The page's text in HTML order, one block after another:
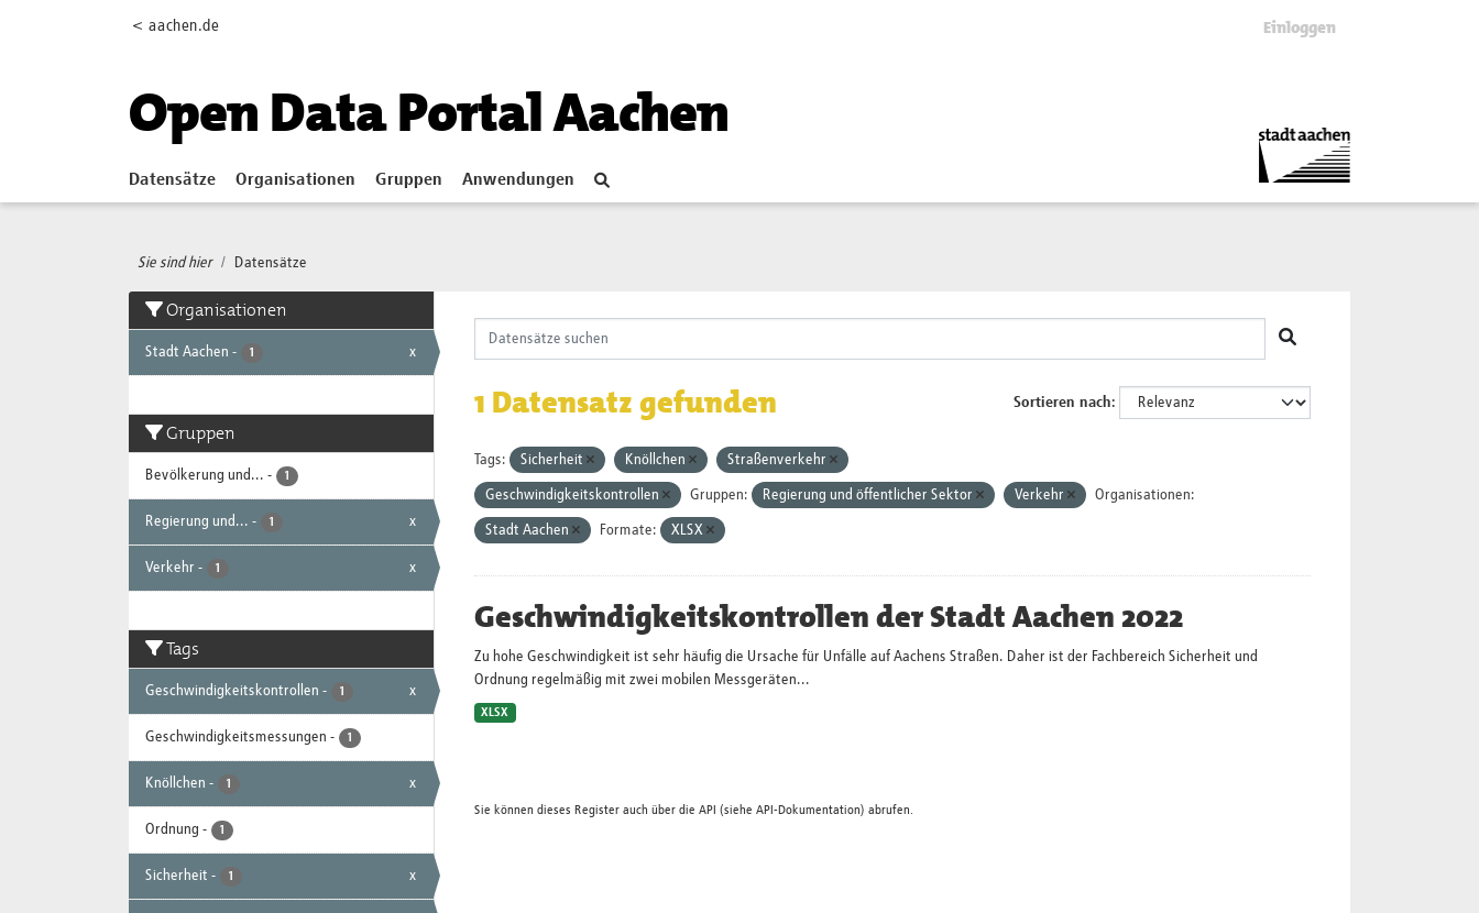
< aachen.de Einloggen
Open Data Portal Aachen
Datensätze Organisationen Gruppen Anwendungen
Sie sind hier Datensätze
Organisationen
Stadt Aachen - 1 x
Gruppen
Bevölkerung und... - 1
Regierung und... - 1 x
Verkehr - 1 x
Tags
Geschwindigkeitskontrollen - 1 x
Geschwindigkeitsmessungen - 1
Knöllchen - 1 x
Ordnung - 1
Sicherheit - 1 x
Sortieren nach
1 Datensatz gefunden
Tags: Sicherheit Knöllchen Straßenverkehr
Geschwindigkeitskontrollen Gruppen: Regierung und öffentlicher Sektor Verkehr Organisationen:
Stadt Aachen Formate: XLSX
Geschwindigkeitskontrollen der Stadt Aachen 2022
Zu hohe Geschwindigkeit ist sehr häufig die Ursache für Unfälle auf Aachens Straßen. Daher ist der Fachbereich Sicherheit und
Ordnung regelmäßig mit zwei mobilen Messgeräten...
XLSX
Sie können dieses Register auch über die API (siehe API-Dokumentation) abrufen.